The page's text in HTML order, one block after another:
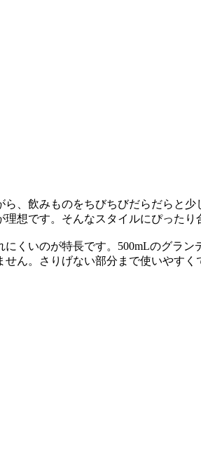
、飲みものをちびちびだらだらと
想です。そんなスタイルにぴったり
くいのが特長です。500mLのグラ
ん。さりげない部分まで使いやすく